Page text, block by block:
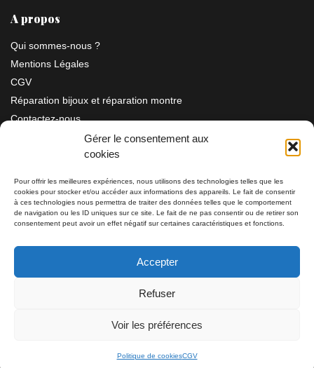
Gérer le consentement aux
cookies
Pour offrir les meilleures expériences, nous utilisons des technologies telles que les
cookies pour stocker et/ou accéder aux informations des appareils. Le fait de consentir
à ces technologies nous permettra de traiter des données telles que le comportement
de navigation ou les ID uniques sur ce site. Le fait de ne pas consentir ou de retirer son
consentement peut avoir un effet négatif sur certaines caractéristiques et fonctions.
Accepter
Refuser
Voir les préférences
Politique de cookiesCGV
A propos
Qui sommes-nous ?
Mentions Légales
CGV
Réparation bijoux et réparation montre
Contactez-nous
Information
Bijouterie SIAUD11 rue Masséna 06000 NICE
Tél: 04 93 82 29 34 / 09 78 81 68 81